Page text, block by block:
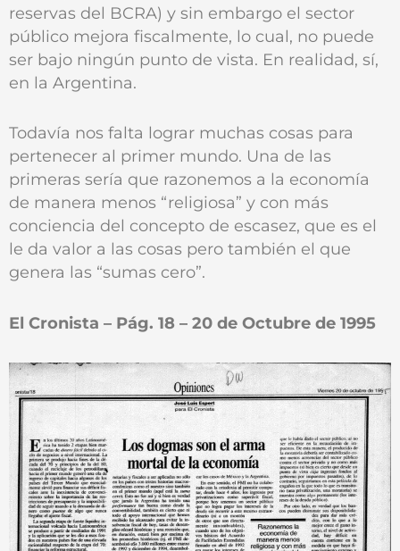
reservas del BCRA) y sin embargo el sector
público mejora fiscalmente, lo cual, no puede
ser bajo ningún punto de vista. En realidad, sí,
en la Argentina.
Todavía nos falta lograr muchas cosas para
pertenecer al primer mundo. Una de las
primeras sería que razonemos a la economía
de manera menos “religiosa” y con más
conciencia del concepto de escasez, que es el
le da valor a las cosas pero también el que
genera las “sumas cero”.
El Cronista – Pág. 18 – 20 de Octubre de 1995